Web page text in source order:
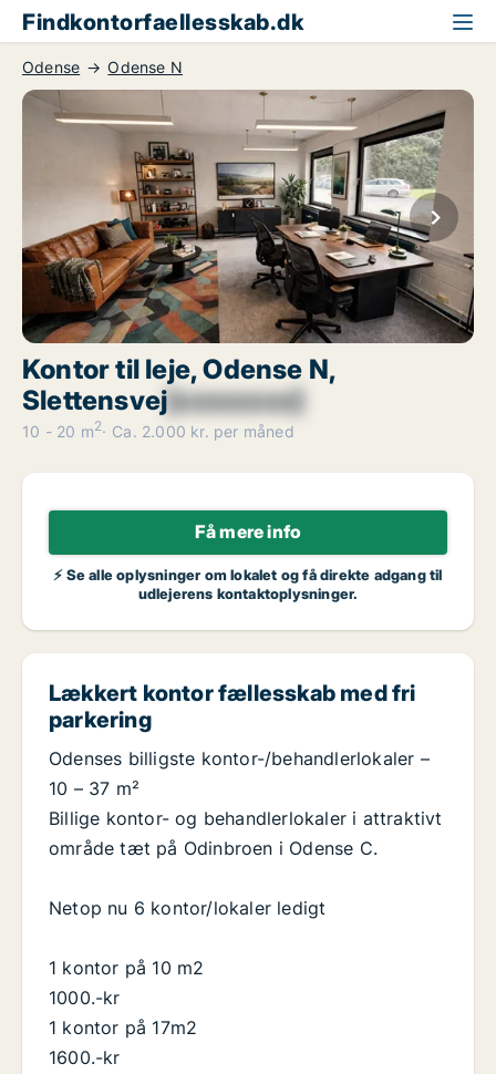
Findkontorfaellesskab.dk
Odense Odense N
Kontor til leje, Odense N,
Slettensvej[xxxxxxxx]
10 - 20 m2 Ca. 2.000 kr. per måned
Få mere info
⚡ Se alle oplysninger om lokalet og få direkte adgang til
udlejerens kontaktoplysninger.
Lækkert kontor fællesskab med fri
parkering
Odenses billigste kontor-/behandlerlokaler –
10 – 37 m²
Billige kontor- og behandlerlokaler i attraktivt
område tæt på Odinbroen i Odense C.
Netop nu 6 kontor/lokaler ledigt
1 kontor på 10 m2
1000.-kr
1 kontor på 17m2
1600.-kr